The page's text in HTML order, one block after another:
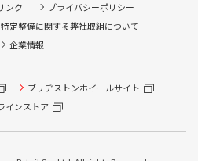
ンク
プライバシーポリシー
特定整備に関する弊社取組について
企業情報
ブリヂストンホイールサイト
インストア